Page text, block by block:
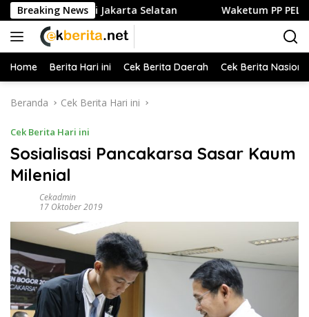
Langsung
ke
konten
Breaking News
Kuliner di Jakarta Selatan Waketum PP PELTI ,H.
Home Berita Hari ini Cek Berita Daerah Cek Berita
Beranda Cek Berita Hari ini
Cek Berita Hari ini
Sosialisasi Pancakarsa Sasar Kaum
Milenial
Cekadmin
17 Oktober 2019